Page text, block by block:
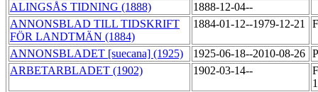
ALINGSÅS TIDNING (1888)
1888-12-04--
ANNONSBLAD TILL TIDSKRIFT
FÖR LANDTMÄN (1884)
1884-01-12--1979-12-21
ANNONSBLADET [suecana] (1925) 1925-06-18--2010-08-26
ARBETARBLADET (1902)
1902-03-14--